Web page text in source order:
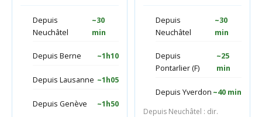
Depuis
Neuchâtel
~30
min
Depuis Berne ~1h10
Depuis Lausanne ~1h05
Depuis Genève ~1h50
Depuis
Neuchâtel
~30
min
Depuis
Pontarlier (F)
~25
min
Depuis Yverdon ~40 min
Depuis Neuchâtel : dir.